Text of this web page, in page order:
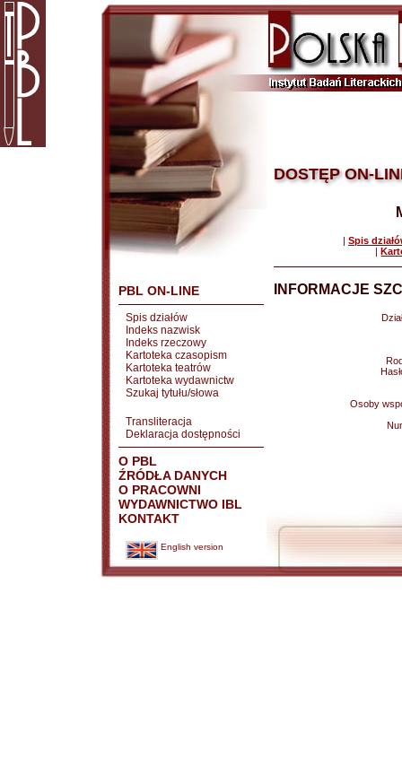
PBL ON-LINE
Spis działów
Indeks nazwisk
Indeks rzeczowy
Kartoteka czasopism
Kartoteka teatrów
Kartoteka wydawnictw
Szukaj tytułu/słowa
Transliteracja
Deklaracja dostępności
O PBL
ŹRÓDŁA DANYCH
O PRACOWNI
WYDAWNICTWO IBL
KONTAKT
English version
DOSTĘP ON-
| Spis
|
INFORMACJE
Osoby